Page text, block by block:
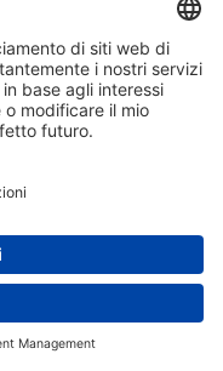
per
lo scarico a
acqua
che